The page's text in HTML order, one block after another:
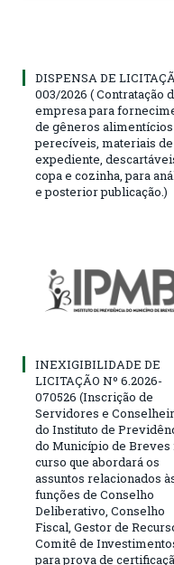
DISPENSA DE
003/2026 ( Contratação
empresa para
de gêneros alimentícios
perecíveis, materiais de
expediente,
copa e cozinha, para
e posterior publicação.)
INEXIGIBILIDADE DE
LICITAÇÃO Nº 6.2026-
070526 (Inscrição de
Servidores e
do Instituto de
do Município de Breves
curso que abordará os
assuntos relacionados
funções de Conselho
Deliberativo, Conselho
Fiscal, Gestor de
Comitê de
para prova de